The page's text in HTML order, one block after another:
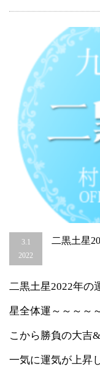
（今
月
の
運
気）
は
3.1
2022
二黒土星
二黒土星2022年
星全体運～～～～
こから勝負の大吉
一気に運気が上昇